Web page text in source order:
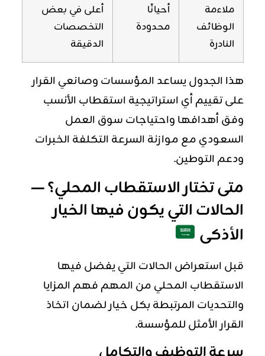
ملاءمة
الوظائف
النادرة
أحيانًا
محدودة
أعلى في بعض
التخصصات
الدقيقة
هذا الجدول يساعد المؤسسات وصانعي القرار
على تقييم أي استراتيجية استقطاب الأنسب
وفق أهدافها واحتياجات سوق العمل
السعودي مع موازنة السرعة التكلفة الخبرات
ودعم التوطين.
متى تختار الاستقطاب المحلي؟ —
الحالات التي يكون فيها الخيار
الأذكى
قبل استعراض الحالات التي يفضل فيها
الاستقطاب المحلي من المهم فهم المزايا
والتحديات المرتبطة بكل خيار لضمان اتخاذ
القرار الأمثل للمؤسسة.